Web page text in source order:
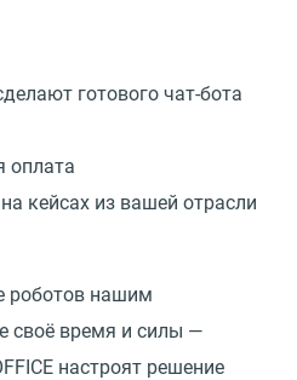
готового чат-бота
оплата
кейсах из вашей отрасли
роботов нашим
своё время и силы —
настроят решение